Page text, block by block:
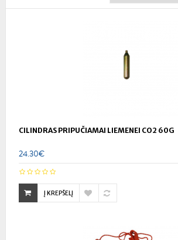
CILINDRAS PRIPUČIAMAI LIEMENEI CO2 60G
24.30€
Į KREPŠELĮ